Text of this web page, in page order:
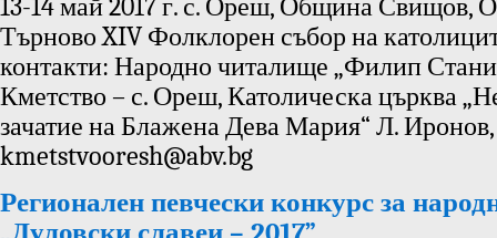
13-14 май 2017 г. с. Ореш, Община Свищов,
Търново XIV Фолклорен събор на
контакти: Народно читалище „Филип
Кметство – с. Ореш, Католическа църква
зачатие на Блажена Дева Мария“ Л.
kmetstvooresh@abv.bg
Регионален певчески конкурс за